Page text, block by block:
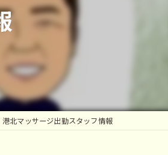
北マッサージ出勤スタッフ情報